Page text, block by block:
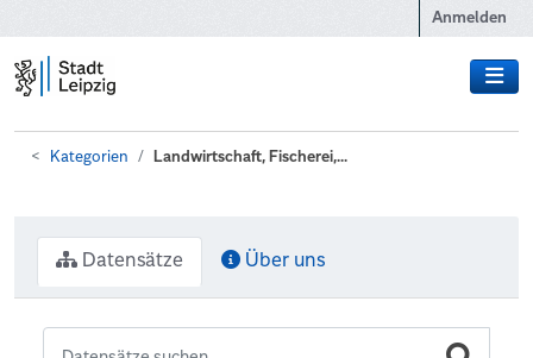
Anmelden
Kategorien Landwirtschaft, Fischerei,...
Datensätze Über uns